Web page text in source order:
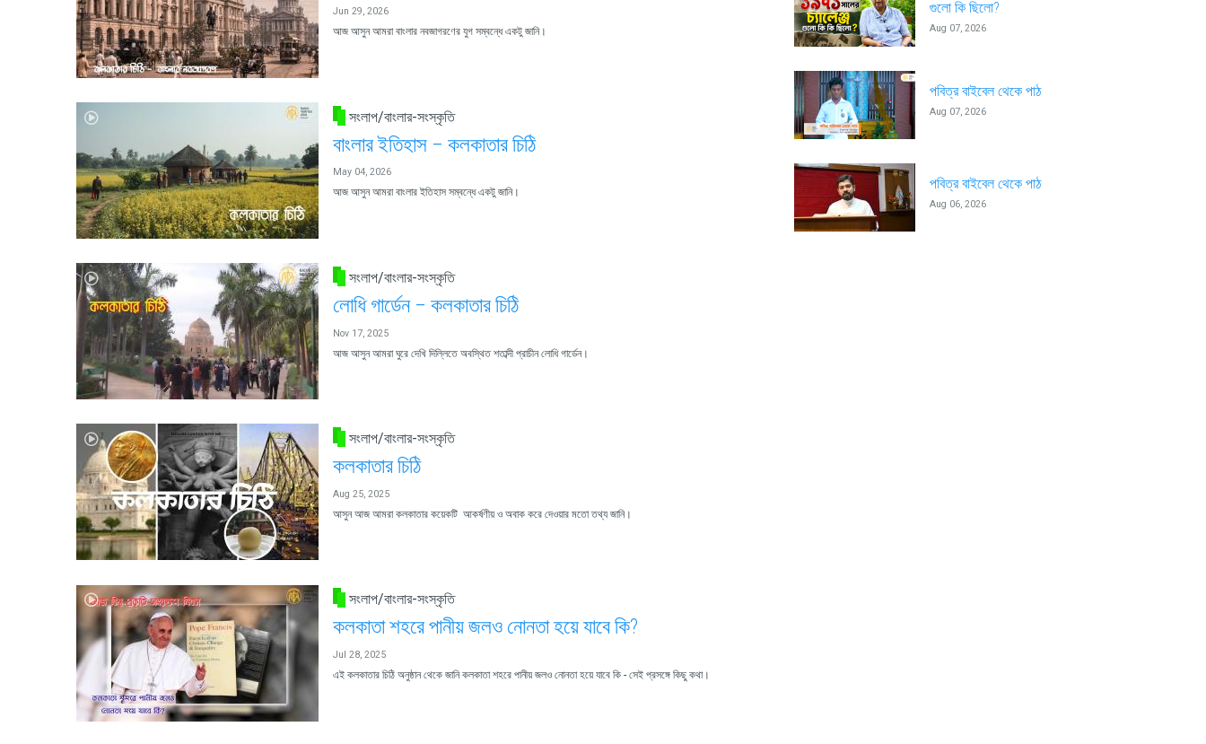
Jun 29, 2026
আজ আসুন আমরা বাংলার নবজাগরণের যুগ সম্বন্ধে একটু জানি।
সংলাপ/বাংলার-সংস্কৃতি
বাংলার ইতিহাস – কলকাতার চিঠি
May 04, 2026
আজ আসুন আমরা বাংলার ইতিহাস সম্বন্ধে একটু জানি।
সংলাপ/বাংলার-সংস্কৃতি
লোধি গার্ডেন – কলকাতার চিঠি
Nov 17, 2025
আজ আসুন আমরা ঘুরে দেখি দিল্লিতে অবস্থিত শতাব্দী প্রাচীন লোধি গার্ডেন।
সংলাপ/বাংলার-সংস্কৃতি
কলকাতার চিঠি
Aug 25, 2025
আসুন আজ আমরা কলকাতার কয়েকটি আকর্ষণীয় ও অবাক করে দেওয়ার মতো তথ্য জানি।
সংলাপ/বাংলার-সংস্কৃতি
কলকাতা শহরে পানীয় জলও নোনতা হয়ে যাবে কি?
Jul 28, 2025
এই কলকাতার চিঠি অনুষ্ঠান থেকে জানি কলকাতা শহরে পানীয় জলও নোনতা হয়ে যাবে কি - সেই প্রসঙ্গে কিছু কথা।
গুলো কি ছিলো?
Aug 07, 2026
পবিত্র বাইবেল থেকে পাঠ
Aug 07, 2026
পবিত্র বাইবেল থেকে পাঠ
Aug 06, 2026